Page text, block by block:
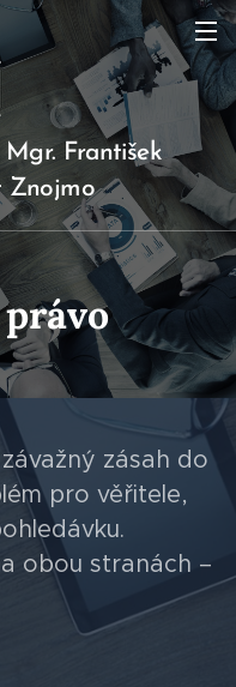
František
Znojmo
zásah do
pro věřitele,
obou stranách –